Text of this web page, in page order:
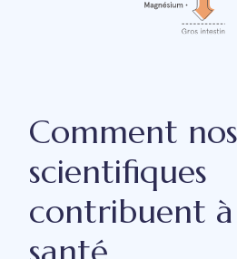
Comment
scientifiques
contribuent